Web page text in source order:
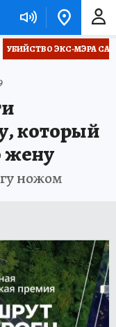
УБИЙСТВО ЭКС-МЭРА
который
жену
ножом